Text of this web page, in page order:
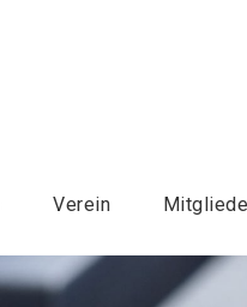
Verein